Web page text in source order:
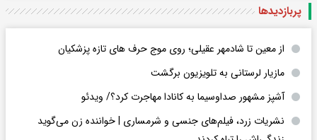
پربازدید‌ها
از معین تا شادمهر عقیلی؛ روی موج حرف های تازه پزشکیان
مازیار لرستانی به تلویزیون برگشت
آشپز مشهور صداوسیما به کانادا مهاجرت کرد؟/ ویدئو
نشریات زرد، فیلم‌های جنسی و شرمساری | خواننده زن می‌گوید